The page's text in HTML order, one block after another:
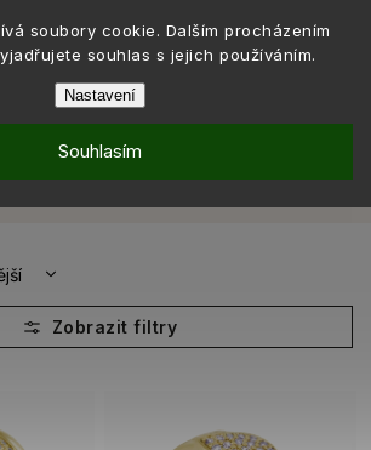
soubory cookie. Dalším procházením
souhlas s jejich používáním.
Nastavení
Souhlasím
/